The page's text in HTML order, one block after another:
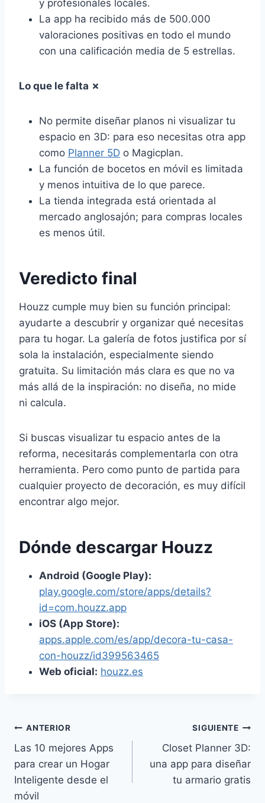
y profesionales locales.
La app ha recibido más de 500.000
valoraciones positivas en todo el mundo
con una calificación media de 5 estrellas.
Lo que le falta ✗
No permite diseñar planos ni visualizar tu
espacio en 3D: para eso necesitas otra app
como Planner 5D o Magicplan.
La función de bocetos en móvil es limitada
y menos intuitiva de lo que parece.
La tienda integrada está orientada al
mercado anglosajón; para compras locales
es menos útil.
Veredicto final
Houzz cumple muy bien su función principal:
ayudarte a descubrir y organizar qué necesitas
para tu hogar. La galería de fotos justifica por sí
sola la instalación, especialmente siendo
gratuita. Su limitación más clara es que no va
más allá de la inspiración: no diseña, no mide
ni calcula.
Si buscas visualizar tu espacio antes de la
reforma, necesitarás complementarla con otra
herramienta. Pero como punto de partida para
cualquier proyecto de decoración, es muy difícil
encontrar algo mejor.
Dónde descargar Houzz
Android (Google Play):
play.google.com/store/apps/details?
id=com.houzz.app
iOS (App Store):
apps.apple.com/es/app/decora-tu-casa-
con-houzz/id399563465
Web oficial: houzz.es
Navegación
de
entradas
ANTERIOR
Las 10 mejores Apps
para crear un Hogar
Inteligente desde el
móvil
SIGUIENTE
Closet Planner 3D:
una app para diseñar
tu armario gratis